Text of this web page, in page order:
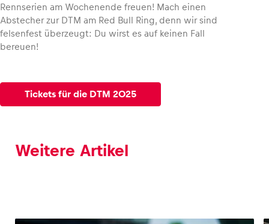
Rennserien am Wochenende freuen! Mach einen
Abstecher zur DTM am Red Bull Ring, denn wir sind
felsenfest überzeugt: Du wirst es auf keinen Fall
bereuen!
Tickets für die DTM 2025
Weitere Artikel